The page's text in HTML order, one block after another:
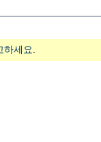
하세요.